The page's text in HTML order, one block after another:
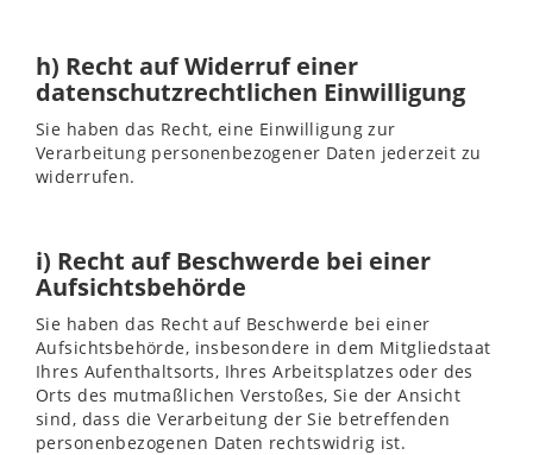
h) Recht auf Widerruf einer
datenschutzrechtlichen Einwilligung
Sie haben das Recht, eine Einwilligung zur
Verarbeitung personenbezogener Daten jederzeit zu
widerrufen.
i) Recht auf Beschwerde bei einer
Aufsichtsbehörde
Sie haben das Recht auf Beschwerde bei einer
Aufsichtsbehörde, insbesondere in dem Mitgliedstaat
Ihres Aufenthaltsorts, Ihres Arbeitsplatzes oder des
Orts des mutmaßlichen Verstoßes, Sie der Ansicht
sind, dass die Verarbeitung der Sie betreffenden
personenbezogenen Daten rechtswidrig ist.